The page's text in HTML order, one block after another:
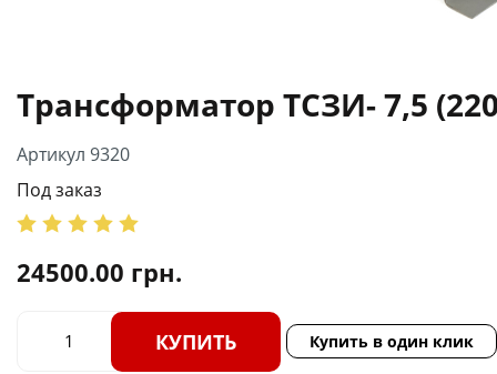
Трансформатор ТСЗИ- 7,5
Артикул 9320
Под заказ
24500.00 грн.
КУПИТЬ Купить в один клик